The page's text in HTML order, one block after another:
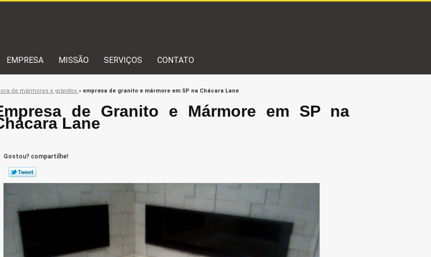
EMPRESA MISSÃO SERVIÇOS CONTATO
de mármores e granitos » empresa de granito e mármore em SP na Chácara Lane
de Granito e Mármore em SP na
Lane
Gostou? compartilhe!